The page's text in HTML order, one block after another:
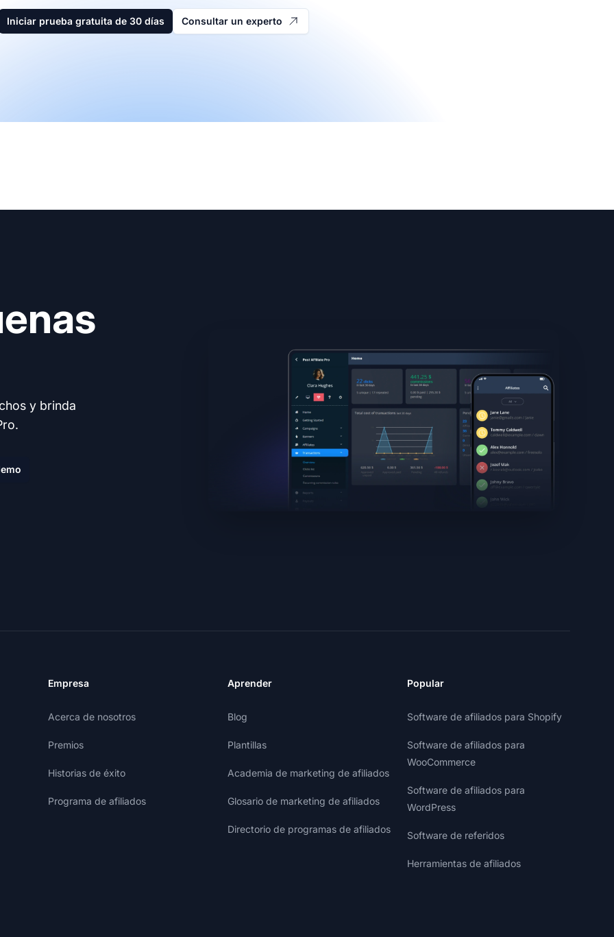
Iniciar prueba gratuita de 30 días Consultar un experto
y brinda
Empresa
Acerca de nosotros
Premios
Historias de éxito
Programa de afiliados
Aprender
Blog
Plantillas
Academia de marketing de afiliados
Glosario de marketing de afiliados
Directorio de programas de afiliados
Popular
Software de afiliados para Shopify
Software de afiliados para
WooCommerce
Software de afiliados para
WordPress
Software de referidos
Herramientas de afiliados